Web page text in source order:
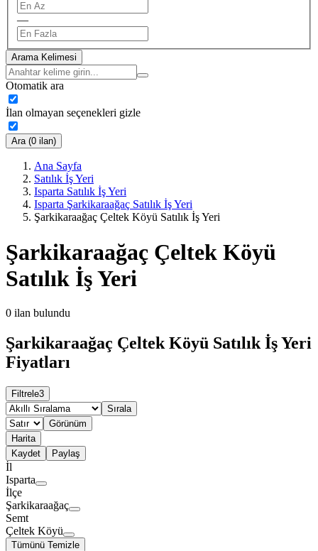
—
Arama Kelimesi
Otomatik ara
İlan olmayan seçenekleri gizle
Ara (0 ilan)
Ana Sayfa
Satılık İş Yeri
Isparta Satılık İş Yeri
Isparta Şarkikaraağaç Satılık İş Yeri
Şarkikaraağaç Çeltek Köyü Satılık İş Yeri
Şarkikaraağaç Çeltek Köyü
Satılık İş Yeri
0 ilan bulundu
Şarkikaraağaç Çeltek Köyü Satılık İş Yeri
Fiyatları
Filtrele3
Sırala
Görünüm
Harita
Kaydet
Paylaş
İl
Isparta
İlçe
Şarkikaraağaç
Semt
Çeltek Köyü
Tümünü Temizle